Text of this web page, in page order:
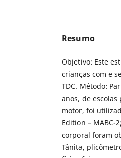
Resumo
Objetivo: Este
crianças com e
TDC. Método:
anos, de escolas
motor, foi
Edition – MABC-
corporal foram
Tânita,